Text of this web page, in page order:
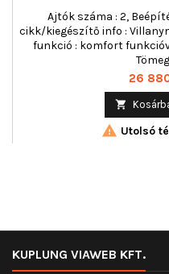
Ajtók száma : 2,
cikk/kiegészítő info :
funkció : komfort
Ár
26

 Utolsó
KUPLUNG VIAWEB KFT.